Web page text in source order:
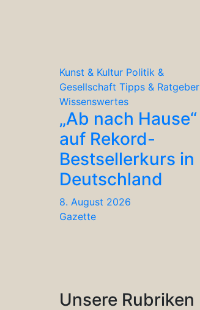
Kunst & Kultur Politik &
Gesellschaft Tipps & Ratgeber
Wissenswertes
„Ab nach Hause“
auf Rekord-
Bestsellerkurs in
Deutschland
8. August 2026
Gazette
Unsere Rubriken